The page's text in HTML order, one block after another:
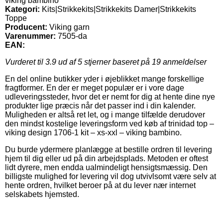
Kategori: Kits|Strikkekits|Strikkekits Damer|Strikkekits
Toppe
Producent: Viking garn
Varenummer: 7505-da
EAN:
Vurderet til 3.9 ud af 5 stjerner baseret på 19 anmeldelser
En del online butikker yder i øjeblikket mange forskellige
fragtformer. En der er meget populær er i vore dage
udleveringssteder, hvor det er nemt for dig at hente dine nye
produkter lige præcis når det passer ind i din kalender.
Muligheden er altså ret let, og i mange tilfælde derudover
den mindst kostelige leveringsform ved køb af trinidad top –
viking design 1706-1 kit – xs-xxl – viking bambino.
Du burde ydermere planlægge at bestille ordren til levering
hjem til dig eller ud på din arbejdsplads. Metoden er oftest
lidt dyrere, men endda ualmindeligt hensigtsmæssig. Den
billigste mulighed for levering vil dog utvivlsomt være selv at
hente ordren, hvilket beroer på at du lever nær internet
selskabets hjemsted.